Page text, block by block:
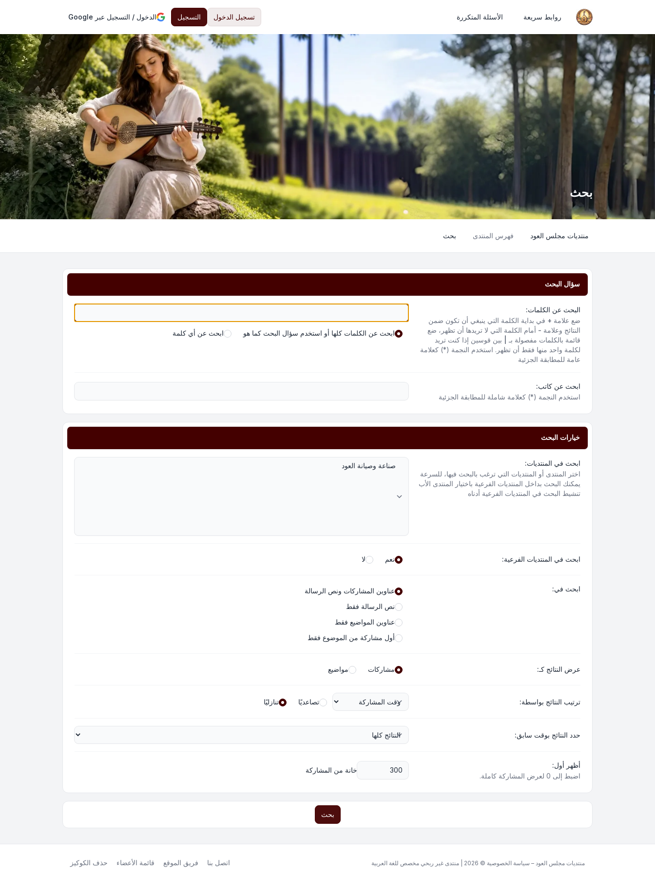
روابط سريعة الأسئلة المتكررة تسجيل الدخول التسجيل الدخول / التسجيل عبر Google
بحث
منتديات مجلس العود فهرس المنتدى بحث
سؤال البحث
البحث عن الكلمات:
ضع علامة + في بداية الكلمة التي ينبغي أن تكون ضمن
النتائج وعلامة - أمام الكلمة التي لا تريدها أن تظهر، ضع
قائمة بالكلمات مفصولة بـ
بين قوسين إذا كنت تريد
لكلمة واحد منها فقط أن تظهر. استخدم النجمة (*) كعلامة
عامة للمطابقة الجزئية
ابحث عن الكلمات كلها أو استخدم سؤال البحث كما هو ابحث عن أي كلمة
ابحث عن كاتب:
استخدم النجمة (*) كعلامة شاملة للمطابقة الجزئية
خيارات البحث
ابحث في المنتديات:
اختر المنتدى أو المنتديات التي ترغب بالبحث فيها، للسرعة
يمكنك البحث بداخل المنتديات الفرعية باختيار المنتدى الأب
تنشيط البحث في المنتديات الفرعية أدناه
ابحث في المنتديات الفرعية: نعم لا
ابحث في:
عناوين المشاركات ونص الرسالة
نص الرسالة فقط
عناوين المواضيع فقط
أول مشاركة من الموضوع فقط
عرض النتائج كـ: مشاركات مواضيع
ترتيب النتائج بواسطة: تصاعديًا تنازليًا
حدد النتائج بوقت سابق:
أظهر أول:
اضبط إلى 0 لعرض المشاركة كاملة.
خانة من المشاركة
بحث
اتصل بنا فريق الموقع قائمة الأعضاء حذف الكوكيز منتديات مجلس العود – سياسة الخصوصية © 2026 | منتدى غير ربحي مخصص للغة العربية